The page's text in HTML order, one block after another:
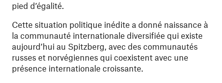
pied d’égalité.
Cette situation politique inédite a donné naissance à
la communauté internationale diversifiée qui existe
aujourd’hui au Spitzberg, avec des communautés
russes et norvégiennes qui coexistent avec une
présence internationale croissante.